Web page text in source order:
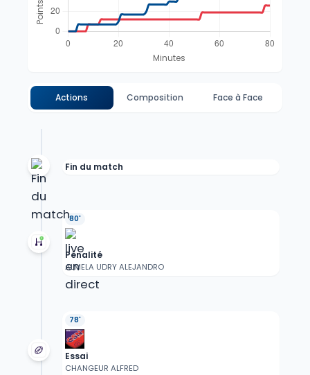
Actions Composition Face à Face
Fin du match
80'
Pénalité
ALMELA UDRY ALEJANDRO
78'
Essai
CHANGEUR ALFRED